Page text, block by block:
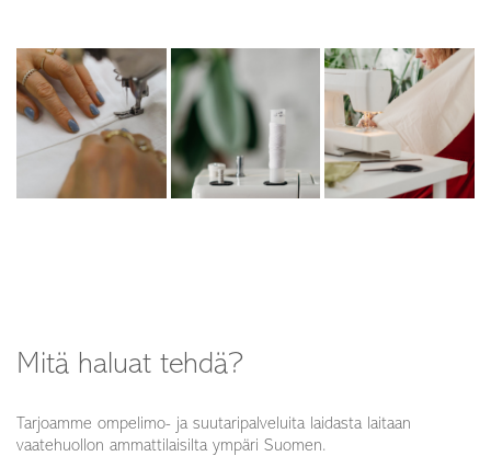
Mitä haluat tehdä?
Tarjoamme ompelimo- ja suutaripalveluita laidasta laitaan
vaatehuollon ammattilaisilta ympäri Suomen.